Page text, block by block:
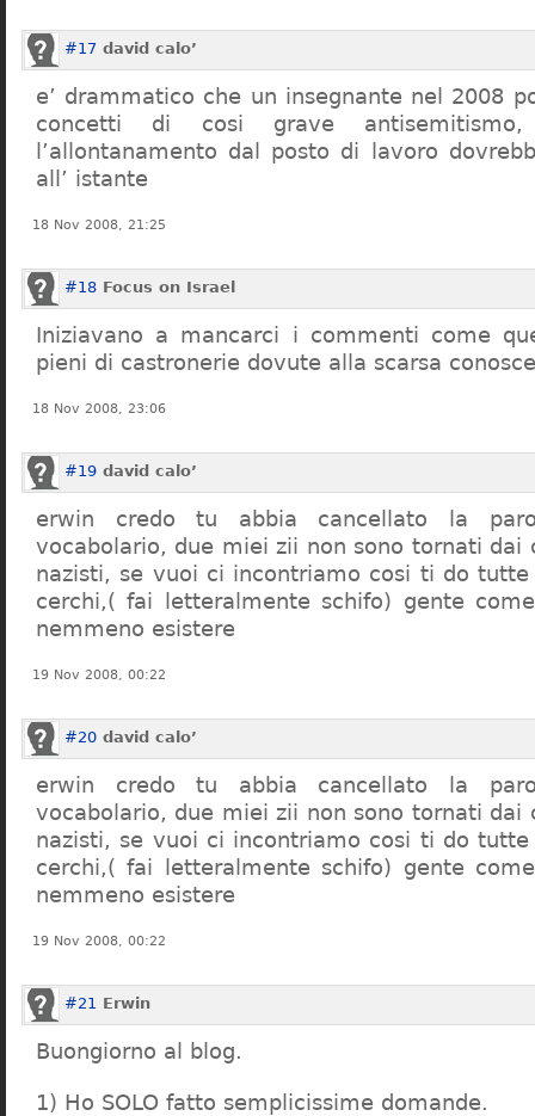
#17 david calo’
e’ drammatico che un insegnante nel 2008
concetti di cosi grave
l’allontanamento dal posto di lavoro
all’ istante
18 Nov 2008, 21:25
#18 Focus on Israel
Iniziavano a mancarci i commenti come
pieni di castronerie dovute alla scarsa
18 Nov 2008, 23:06
#19 david calo’
erwin credo tu abbia cancellato la
vocabolario, due miei zii non sono tornati dai
nazisti, se vuoi ci incontriamo cosi ti do tutte
cerchi,( fai letteralmente schifo) gente
nemmeno esistere
19 Nov 2008, 00:22
#20 david calo’
erwin credo tu abbia cancellato la
vocabolario, due miei zii non sono tornati dai
nazisti, se vuoi ci incontriamo cosi ti do tutte
cerchi,( fai letteralmente schifo) gente
nemmeno esistere
19 Nov 2008, 00:22
#21 Erwin
Buongiorno al blog.
1) Ho SOLO fatto semplicissime domande.